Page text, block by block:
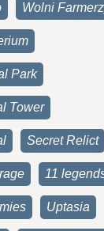
Wolni
Park
Tower
Secret Relict
11
Uptasia